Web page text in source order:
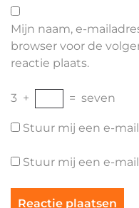
Mijn naam, e-
browser voor de
reactie plaats.
3 + = seven
Stuur mij een e-
Stuur mij een e-